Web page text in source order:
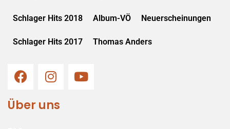
Schlager Hits 2018 Album-VÖ Neuerscheinungen
Schlager Hits 2017 Thomas Anders
Über uns